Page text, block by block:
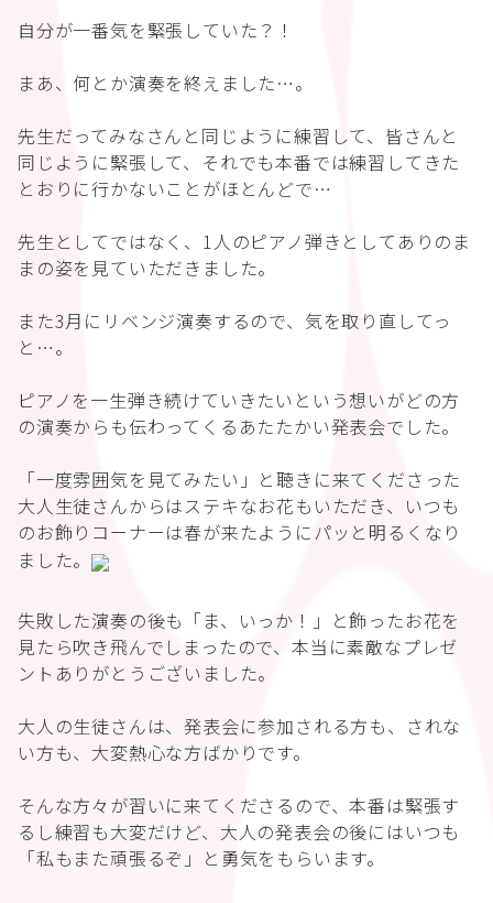
自分が一番気を緊張していた？！
まあ、何とか演奏を終えました…。
先生だってみなさんと同じように練習して、皆さんと
同じように緊張して、それでも本番では練習してきた
とおりに行かないことがほとんどで…
先生としてではなく、1人のピアノ弾きとしてありのま
まの姿を見ていただきました。
また3月にリベンジ演奏するので、気を取り直してっ
と…。
ピアノを一生弾き続けていきたいという想いがどの方
の演奏からも伝わってくるあたたかい発表会でした。
「一度雰囲気を見てみたい」と聴きに来てくださった
大人生徒さんからはステキなお花もいただき、いつも
のお飾りコーナーは春が来たようにパッと明るくなり
ました。
失敗した演奏の後も「ま、いっか！」と飾ったお花を
見たら吹き飛んでしまったので、本当に素敵なプレゼ
ントありがとうございました。
大人の生徒さんは、発表会に参加される方も、されな
い方も、大変熱心な方ばかりです。
そんな方々が習いに来てくださるので、本番は緊張す
るし練習も大変だけど、大人の発表会の後にはいつも
「私もまた頑張るぞ」と勇気をもらいます。